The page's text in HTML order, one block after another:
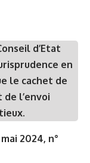
d’Etat
en
le cachet de
l’envoi
2024, n°